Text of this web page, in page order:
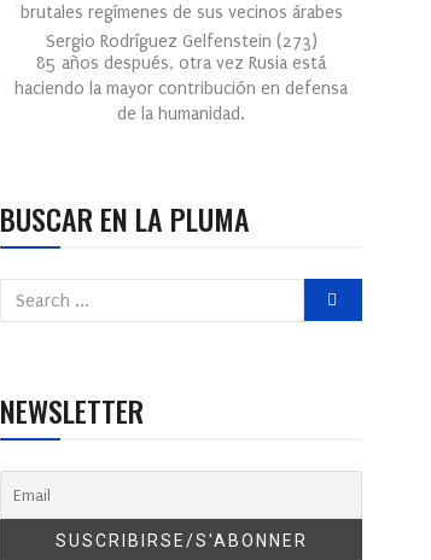
brutales regímenes de sus vecinos árabes
Sergio Rodríguez Gelfenstein (273)
85 años después, otra vez Rusia está
haciendo la mayor contribución en defensa
de la humanidad.
BUSCAR EN LA PLUMA
NEWSLETTER